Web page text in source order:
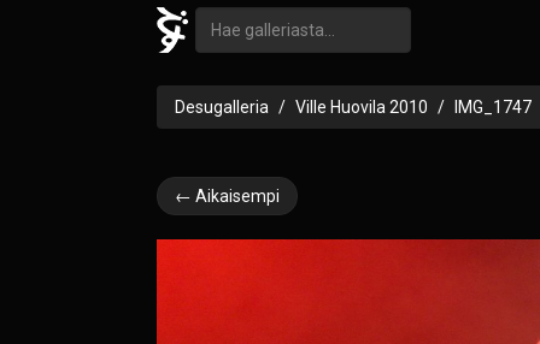
Desugalleria Ville Huovila 2010 IMG_1747
← Aikaisempi